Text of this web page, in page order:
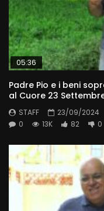
05:36
Padre Pio e i beni
al Cuore 23
STAFF
23/09/2024
0
13K 82 0